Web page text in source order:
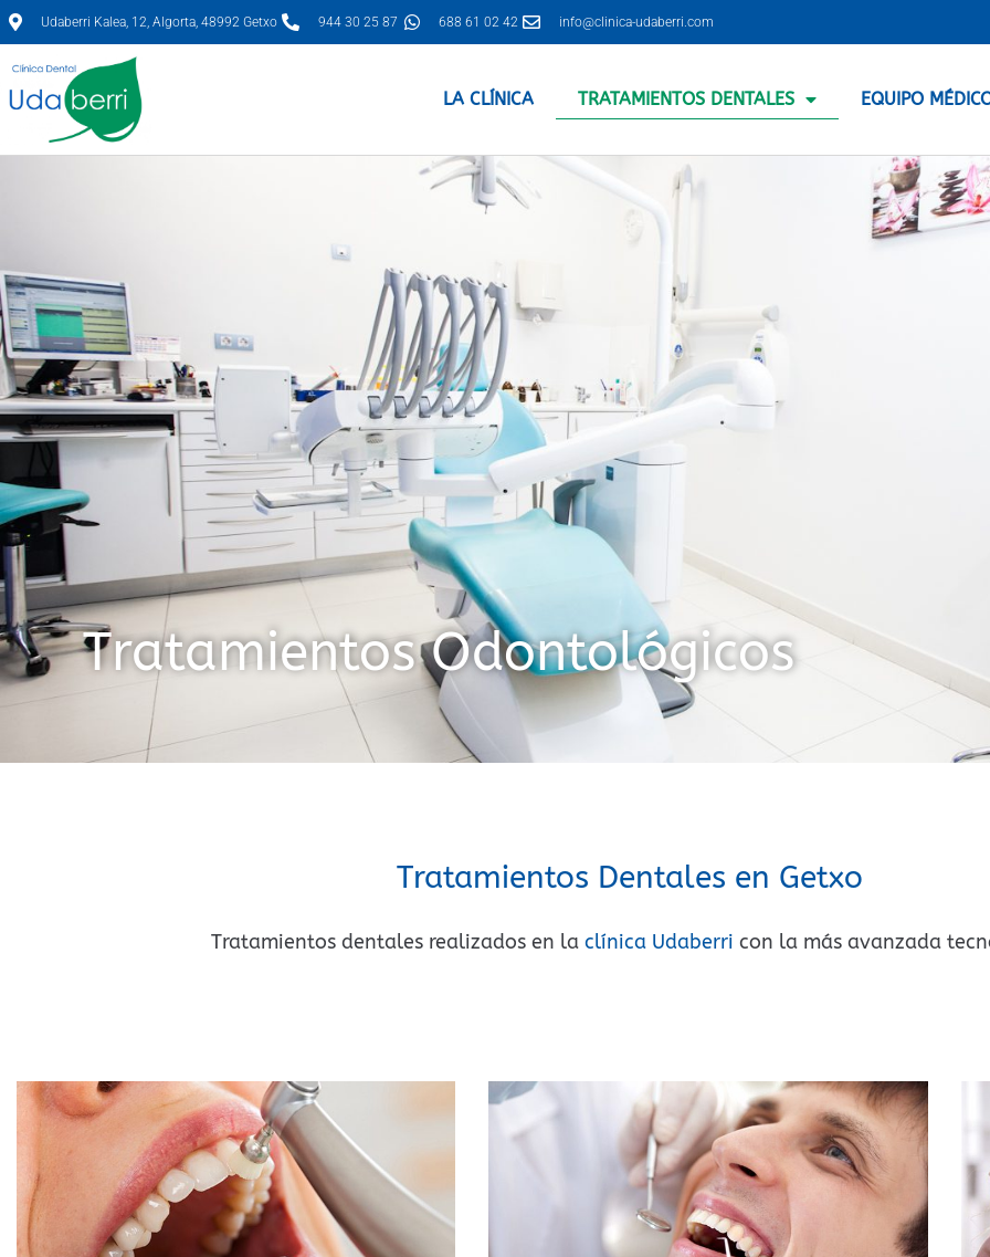
Udaberri Kalea, 12, Algorta, 48992 Getxo 944 30 25 87 688 61 02 42 info@clinica-udaberri.com
LA CLÍNICA TRATAMIENTOS DENTALES EQUIPO
Tratamientos Odontológicos
Tratamientos Dentales en Getxo
Tratamientos dentales realizados en la clínica Udaberri con la más avanzada